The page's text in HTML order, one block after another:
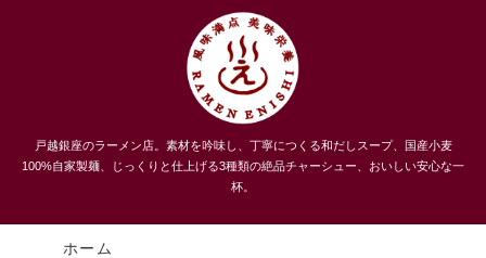
うまい！３種類のチャーシューメン、自家製麺 らーめんえにし
｜戸越｜品川区
戸越銀座のラーメン店。素材を吟味し、丁寧につくる和だしスープ、国産小麦
100%自家製麺、じっくりと仕上げる3種類の絶品チャーシュー、おいしい安心な一
杯。
ホーム